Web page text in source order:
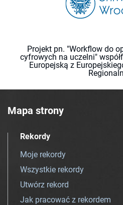
Projekt pn. "Workflow do
cyfrowych na uczelni"
Europejską z
Mapa strony
Rekordy
Moje rekordy
Wszystkie rekordy
Utwórz rekord
Jak pracować z rekordem